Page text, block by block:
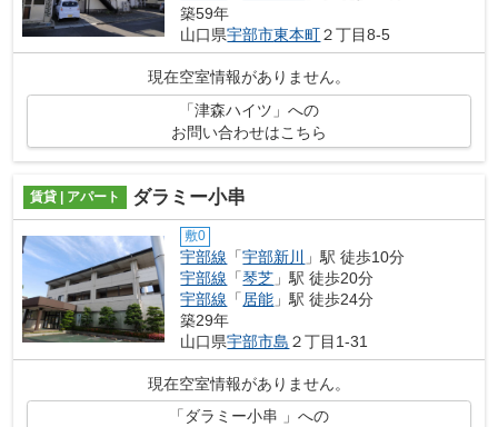
築59年
山口県宇部市東本町２丁目8-5
現在空室情報がありません。
「津森ハイツ」への
お問い合わせはこちら
賃貸 | アパート ダラミー小串
敷0
宇部線 「宇部新川
」駅 徒歩10分
宇部線 「琴芝 」駅 徒歩20分
宇部線 「 居能 」駅 徒歩24分
築29年
山口県宇部市島 ２丁目1-31
現在空室情報がありません。
「ダラミー小串 」への